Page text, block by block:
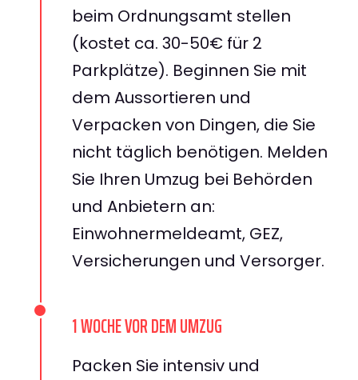
beim Ordnungsamt stellen
(kostet ca. 30-50€ für 2
Parkplätze). Beginnen Sie mit
dem Aussortieren und
Verpacken von Dingen, die Sie
nicht täglich benötigen. Melden
Sie Ihren Umzug bei Behörden
und Anbietern an:
Einwohnermeldeamt, GEZ,
Versicherungen und Versorger.
1 WOCHE VOR DEM UMZUG
Packen Sie intensiv und